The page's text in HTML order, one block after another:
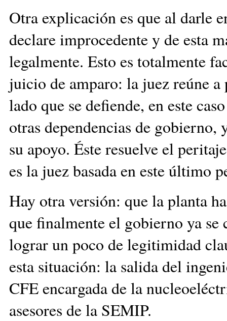
Otra explicación es que al darle
declare improcedente y de esta
legalmente. Esto es totalmente
juicio de amparo: la juez reúne
lado que se defiende, en este
otras dependencias de
su apoyo. Éste resuelve el
es la juez basada en este último
Hay otra versión: que la planta
que finalmente el gobierno ya
lograr un poco de legitimidad
esta situación: la salida del
CFE encargada de la
asesores de la SEMIP.